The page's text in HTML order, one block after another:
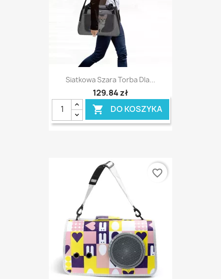
Siatkowa Szara Torba Dla...
129,84 zł
 DO KOSZYKA
favorite_border